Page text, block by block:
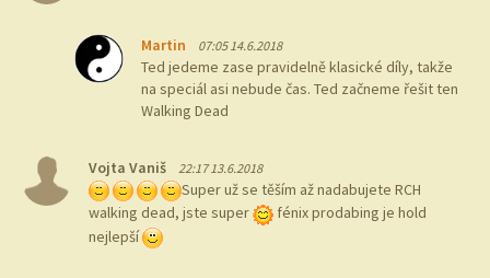
Martin 07:05 14.6.2018
Ted jedeme zase pravidelně klasické díly, takže
na speciál asi nebude čas. Ted začneme řešit ten
Walking Dead
Vojta Vaniš 22:17 13.6.2018
Super už se těším až nadabujete RCH
walking dead, jste super
fénix prodabing je hold
nejlepší